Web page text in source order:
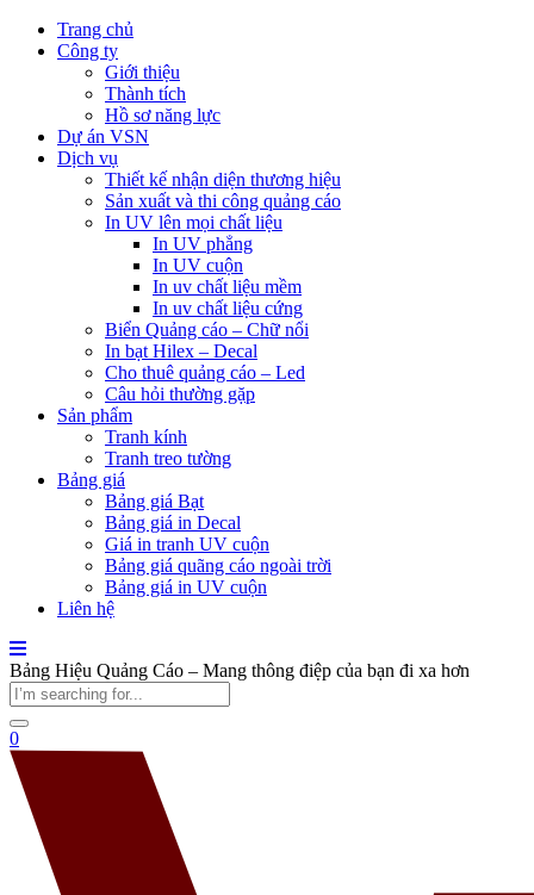
Trang chủ
Công ty
Giới thiệu
Thành tích
Hồ sơ năng lực
Dự án VSN
Dịch vụ
Thiết kế nhận diện thương hiệu
Sản xuất và thi công quảng cáo
In UV lên mọi chất liệu
In UV phẳng
In UV cuộn
In uv chất liệu mềm
In uv chất liệu cứng
Biển Quảng cáo – Chữ nổi
In bạt Hilex – Decal
Cho thuê quảng cáo – Led
Câu hỏi thường gặp
Sản phẩm
Tranh kính
Tranh treo tường
Bảng giá
Bảng giá Bạt
Bảng giá in Decal
Giá in tranh UV cuộn
Bảng giá quãng cáo ngoài trời
Bảng giá in UV cuộn
Liên hệ
Bảng Hiệu Quảng Cáo – Mang thông điệp của bạn đi xa hơn
0